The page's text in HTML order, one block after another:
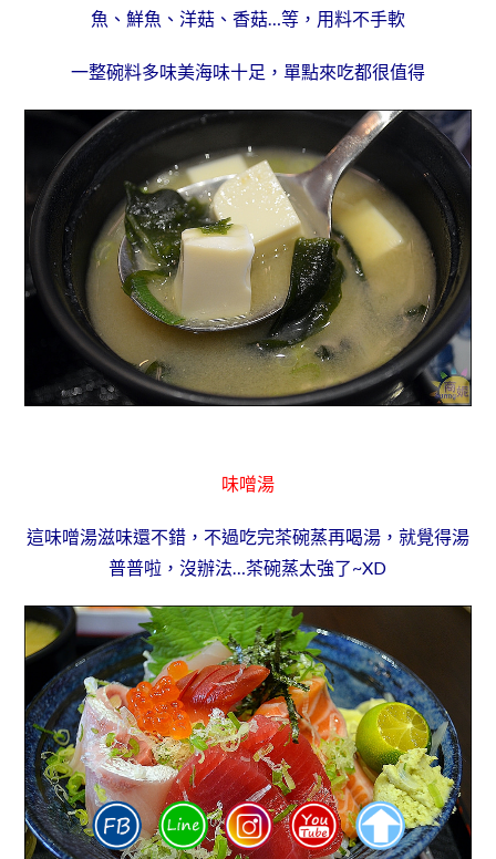
魚、鮮魚、洋菇、香菇…等，用料不手軟
一整碗料多味美海味十足，單點來吃都很值得
味噌湯
這味噌湯滋味還不錯，不過吃完茶碗蒸再喝湯，就覺得湯
普普啦，沒辦法…茶碗蒸太強了~XD